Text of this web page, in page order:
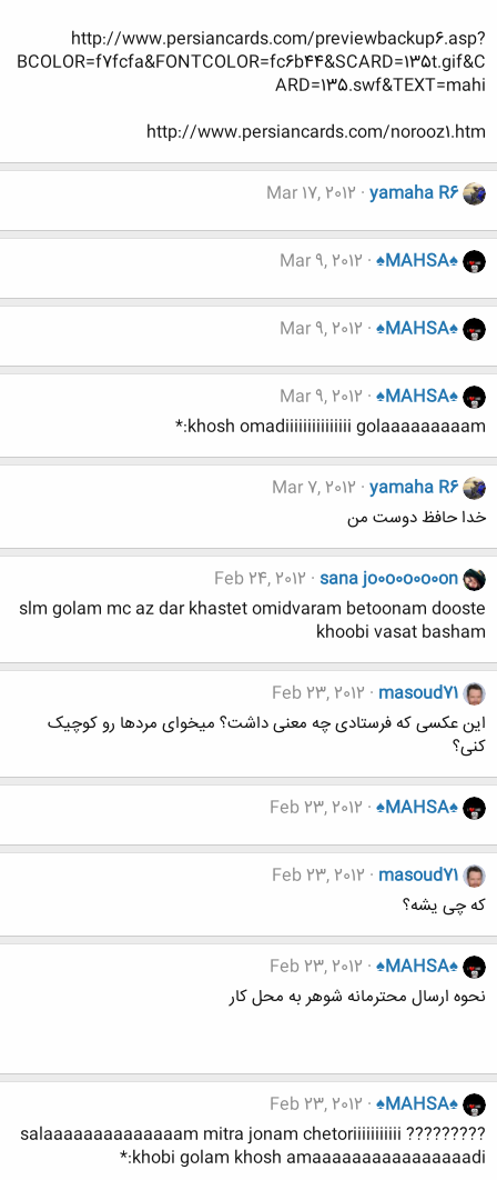
http://www.persiancards.com/previewbackup6.asp?
BCOLOR=f7fcfa&FONTCOLOR=fc6b44&SCARD=135t.gif&C
ARD=135.swf&TEXT=mahi
http://www.persiancards.com/norooz1.htm
yamaha R6
Mar 17, 2012
♠MAHSA♠
Mar 9, 2012
♠MAHSA♠
Mar 9, 2012
♠MAHSA♠
Mar 9, 2012
khosh omadiiiiiiiiiiiiiii golaaaaaaaaam:*
yamaha R6
Mar 7, 2012
خدا حافظ دوست من
sana jo0o0o0o0on
Feb 24, 2012
slm golam mc az dar khastet omidvaram betoonam dooste
khoobi vasat basham
masoud71
Feb 23, 2012
این عکسی که فرستادی چه معنی داشت؟ میخوای مردها رو کوچیک
کنی؟
♠MAHSA♠
Feb 23, 2012
masoud71
Feb 23, 2012
که چی یشه؟
♠MAHSA♠
Feb 23, 2012
نحوه ارسال محترمانه شوهر به محل کار
♠MAHSA♠
Feb 23, 2012
salaaaaaaaaaaaaaam mitra jonam chetoriiiiiiiiiii ?????????
khobi golam khosh amaaaaaaaaaaaaaaaadi:*